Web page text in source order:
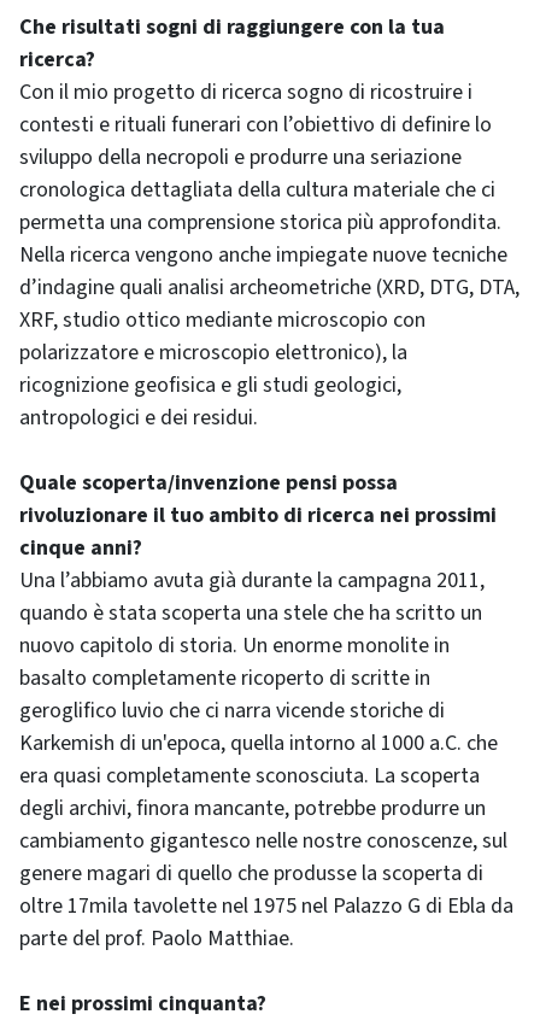
Che risultati sogni di raggiungere con la tua
ricerca?
Con il mio progetto di ricerca sogno di ricostruire i
contesti e rituali funerari con l’obiettivo di definire lo
sviluppo della necropoli e produrre una seriazione
cronologica dettagliata della cultura materiale che ci
permetta una comprensione storica più approfondita.
Nella ricerca vengono anche impiegate nuove tecniche
d’indagine quali analisi archeometriche (XRD, DTG, DTA,
XRF, studio ottico mediante microscopio con
polarizzatore e microscopio elettronico), la
ricognizione geofisica e gli studi geologici,
antropologici e dei residui.
Quale scoperta/invenzione pensi possa
rivoluzionare il tuo ambito di ricerca nei prossimi
cinque anni?
Una l’abbiamo avuta già durante la campagna 2011,
quando è stata scoperta una stele che ha scritto un
nuovo capitolo di storia. Un enorme monolite in
basalto completamente ricoperto di scritte in
geroglifico luvio che ci narra vicende storiche di
Karkemish di un'epoca, quella intorno al 1000 a.C. che
era quasi completamente sconosciuta. La scoperta
degli archivi, finora mancante, potrebbe produrre un
cambiamento gigantesco nelle nostre conoscenze, sul
genere magari di quello che produsse la scoperta di
oltre 17mila tavolette nel 1975 nel Palazzo G di Ebla da
parte del prof. Paolo Matthiae.
E nei prossimi cinquanta?